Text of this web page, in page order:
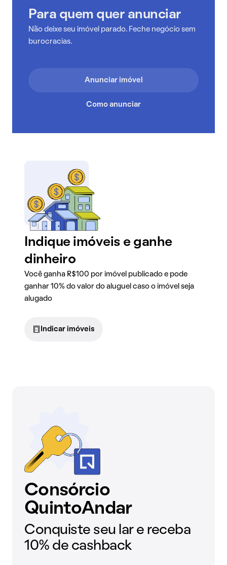
Para quem quer anunciar
Não deixe seu imóvel parado. Feche negócio sem
burocracias.
Anunciar imóvel
Como anunciar
Indique imóveis e ganhe
dinheiro
Você ganha R$100 por imóvel publicado e pode
ganhar 10% do valor do aluguel caso o imóvel seja
alugado
Indicar imóveis
Consórcio
QuintoAndar
Conquiste seu lar e receba
10% de cashback